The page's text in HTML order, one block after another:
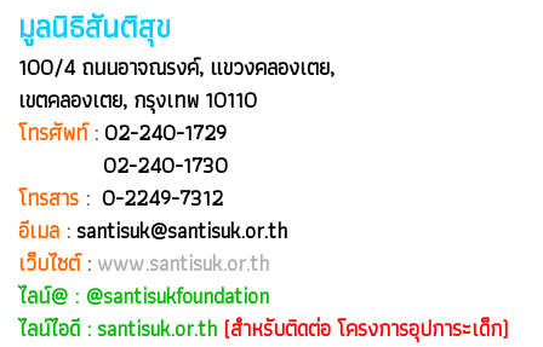
มูลนิธิสันติสุข
100/4 ถนนอาจณรงค์, แขวงคลองเตย,
เขตคลองเตย, กรุงเทพ 10110
โทรศัพท์:02-240-1729
02-240-1730
โทรสาร : 0-2249-7312
อีเมล : santisuk@santisuk.or.th
เว็บไซต์: www.santisuk.or.th
ไลน์@ : @santisukfoundation
ไลน์ไอดี : santisuk.or.th (สำหรับติดต่อ โครงการอุปการะเด็ก)